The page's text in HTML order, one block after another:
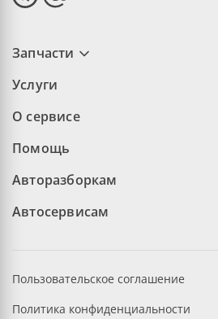
Запчасти
Услуги
О сервисе
Помощь
Авторазборкам
Автосервисам
Пользовательское соглашение
Политика конфиденциальности